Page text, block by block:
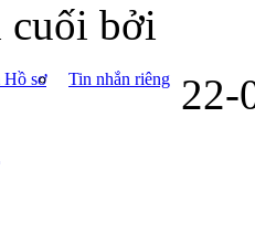
cuối bởi
Hồ sơ
Tin nhắn riêng 22-